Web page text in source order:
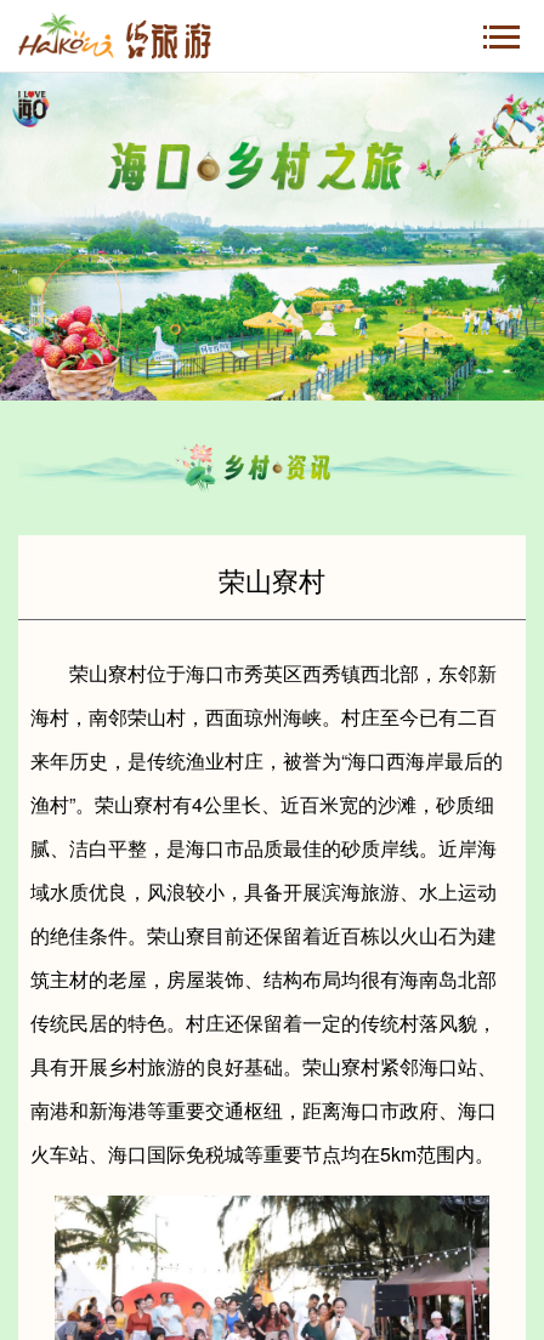
荣山寮村
荣山寮村位于海口市秀英区西秀镇西北部，东邻新
海村，南邻荣山村，西面琼州海峡。村庄至今已有二百
来年历史，是传统渔业村庄，被誉为“海口西海岸最后的
渔村”。荣山寮村有4公里长、近百米宽的沙滩，砂质细
腻、洁白平整，是海口市品质最佳的砂质岸线。近岸海
域水质优良，风浪较小，具备开展滨海旅游、水上运动
的绝佳条件。荣山寮目前还保留着近百栋以火山石为建
筑主材的老屋，房屋装饰、结构布局均很有海南岛北部
传统民居的特色。村庄还保留着一定的传统村落风貌，
具有开展乡村旅游的良好基础。荣山寮村紧邻海口站、
南港和新海港等重要交通枢纽，距离海口市政府、海口
火车站、海口国际免税城等重要节点均在5km范围内。